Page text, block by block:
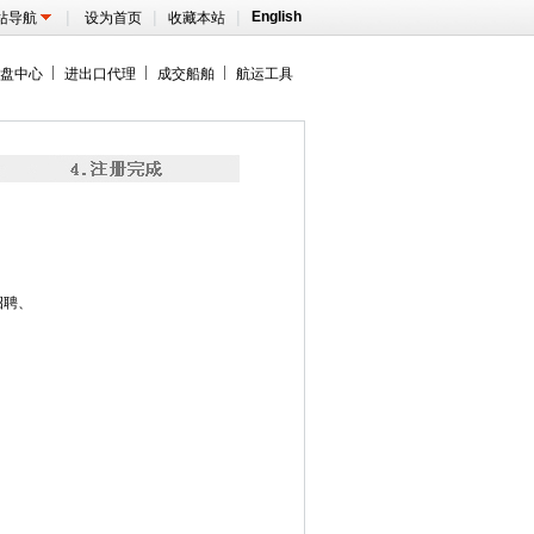
导航 | 设为首页 | 收藏本站 | English
中心 进出口代理 成交船舶 航运工具
、